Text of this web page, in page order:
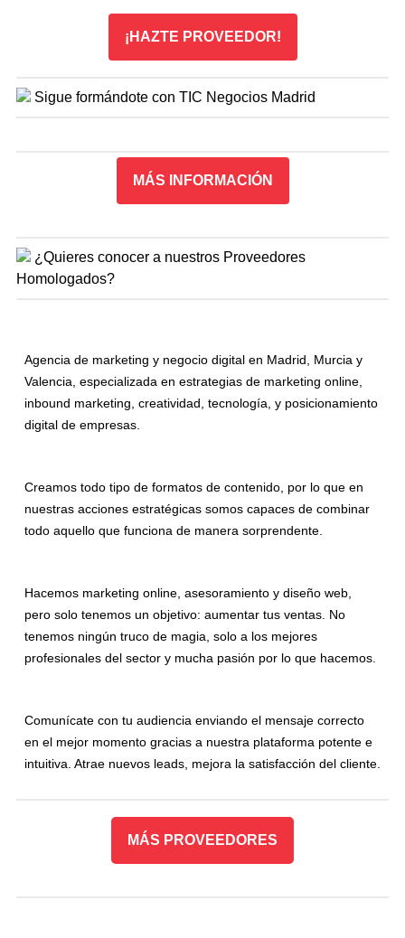
¡HAZTE PROVEEDOR!
Sigue formándote con TIC Negocios Madrid
MÁS INFORMACIÓN
¿Quieres conocer a nuestros Proveedores
Homologados?
Agencia de marketing y negocio digital en Madrid, Murcia y
Valencia, especializada en estrategias de marketing online,
inbound marketing, creatividad, tecnología, y posicionamiento
digital de empresas.
Creamos todo tipo de formatos de contenido, por lo que en
nuestras acciones estratégicas somos capaces de combinar
todo aquello que funciona de manera sorprendente.
Hacemos marketing online, asesoramiento y diseño web,
pero solo tenemos un objetivo: aumentar tus ventas. No
tenemos ningún truco de magia, solo a los mejores
profesionales del sector y mucha pasión por lo que hacemos.
Comunícate con tu audiencia enviando el mensaje correcto
en el mejor momento gracias a nuestra plataforma potente e
intuitiva. Atrae nuevos leads, mejora la satisfacción del cliente.
MÁS PROVEEDORES